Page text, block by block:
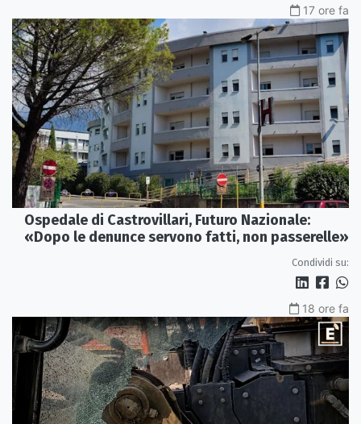
17 ore fa
Ospedale di Castrovillari, Futuro Nazionale:
«Dopo le denunce servono fatti, non passerelle»
Condividi su:
18 ore fa